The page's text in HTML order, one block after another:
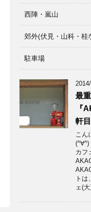
西陣・嵐山
郊外(伏見・山科・桂
駐車場
最
『
軒目
こん
(^∀^)
カフ
トは
ェ(